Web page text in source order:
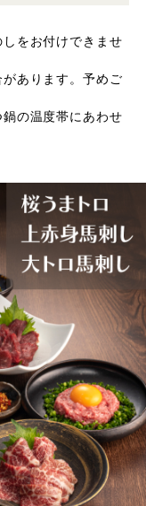
をお付けできませ
あります。予めご
の温度帯にあわせ